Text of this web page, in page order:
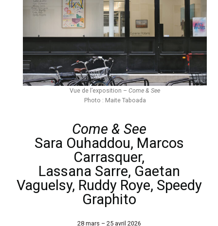
Come & See
Sara Ouhaddou, Marcos
Carrasquer,
Lassana Sarre, Gaetan
Vaguelsy, Ruddy Roye, Speedy
Graphito
28 mars – 25 avril 2026
Vue de l’exposition – Come & See
Photo : Maite Taboada